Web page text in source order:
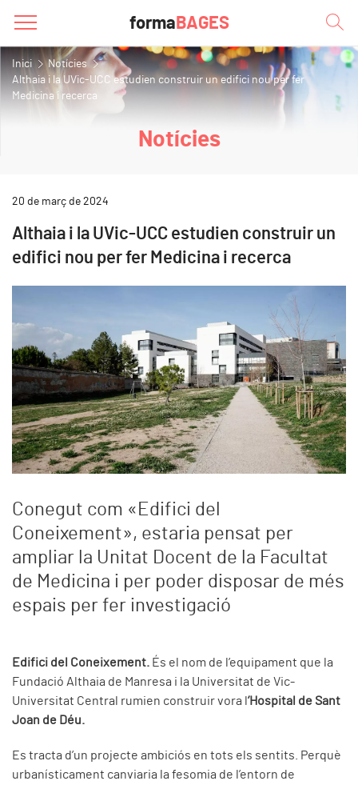
forma BAGES
Inici
Notícies
Althaia i la UVic-UCC estudien construir un edifici nou per fer
Medicina i recerca
Notícies
20 de març de 2024
Althaia i la UVic-UCC estudien construir un
edifici nou per fer Medicina i recerca
Conegut com «Edifici del
Coneixement», estaria pensat per
ampliar la Unitat Docent de la Facultat
de Medicina i per poder disposar de més
espais per fer investigació
Edifici del Coneixement. És el nom de l’equipament que la
Fundació Althaia de Manresa i la Universitat de Vic-
Universitat Central rumien construir vora l ’Hospital de Sant
Joan de Déu.
Es tracta d’un projecte ambiciós en tots els sentits. Perquè
urbanísticament canviaria la fesomia de l’entorn de